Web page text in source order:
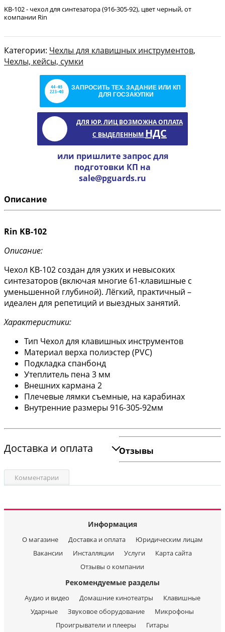
KB-102 - чехол для синтезатора (916-305-92), цвет черный, от
компании Rin
Категории: Чехлы для клавишных инструментов,
Чехлы, кейсы, сумки
ЗАПРОСИТЬ ТЕХ. ЗАДАНИЕ ИЛИ КП
ДЛЯ ГОСЗАКУПКИ
ДЛЯ ЮР. ЛИЦ ВОЗМОЖНА ОПЛАТА
С ВЫДЕЛЕННЫМ НДС
или пришлите запрос для
подготовки КП на
sale@pguards.ru
Описание
Rin KB-102
Описание:
Чехол KB-102 создан для узких и невысоких
синтезаторов (включая многие 61-клавишные с
уменьшенной глубиной). Лёгкий, практичный –
идеален для репетиций и выездных занятий.
Характеристики:
Тип Чехол для клавишных инструментов
Материал верха полиэстер (PVC)
Подкладка спанбонд
Утеплитель пена 3 мм
Внешних кармана 2
Плечевые лямки съемные, на карабинах
Внутренние размеры 916-305-92мм
Доставка и оплата Отзывы
Комментарии
Информация
О магазине Доставка и оплата
Юридическим лицам
Вакансии
Инсталляции Услуги
Карта сайта
Отзывы о компании
Рекомендуемые разделы
Аудио и видео Домашние кинотеатры
Клавишные
Ударные
Звуковое оборудование
Микрофоны
Проигрыватели и плееры
Гитары